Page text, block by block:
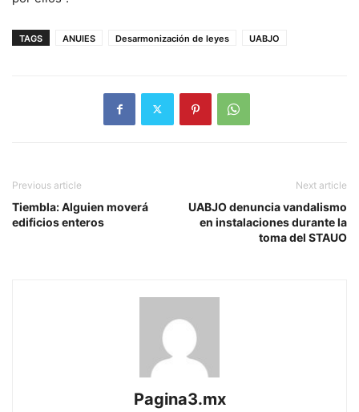
TAGS ANUIES Desarmonización de leyes UABJO
Previous article
Tiembla: Alguien moverá
edificios enteros
Next article
UABJO denuncia vandalismo
en instalaciones durante la
toma del STAUO
Pagina3.mx